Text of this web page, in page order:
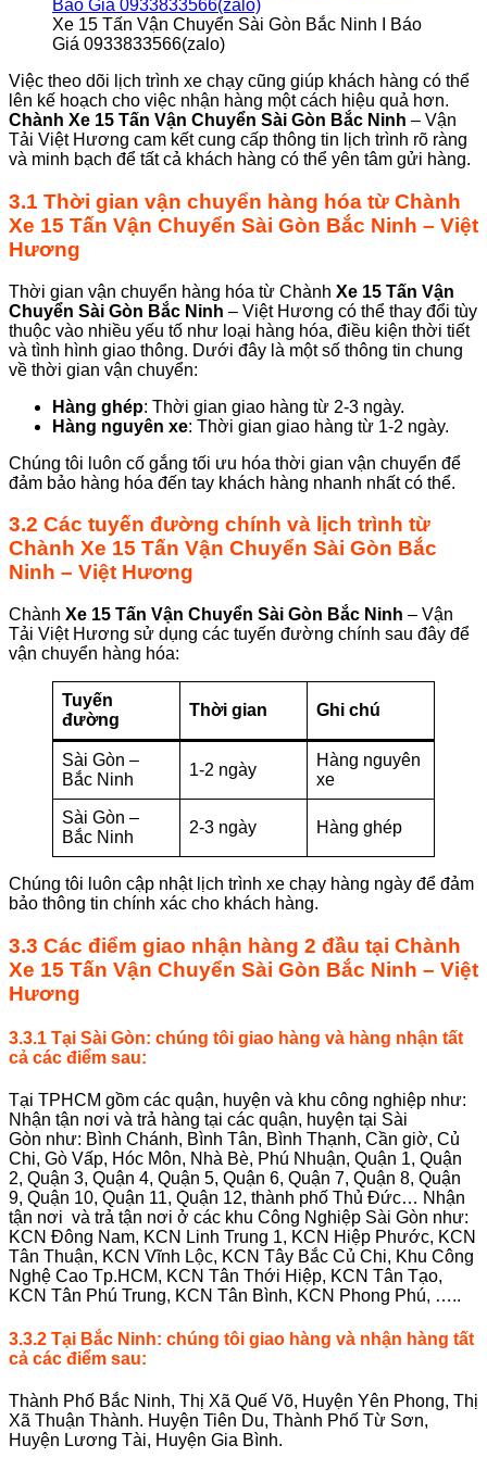
Xe 15 Tấn Vận Chuyển Sài Gòn Bắc Ninh I Báo
Giá 0933833566(zalo)
Việc theo dõi lịch trình xe chạy cũng giúp khách hàng có thể
lên kế hoạch cho việc nhận hàng một cách hiệu quả hơn.
Chành Xe 15 Tấn Vận Chuyển Sài Gòn Bắc Ninh – Vận
Tải Việt Hương cam kết cung cấp thông tin lịch trình rõ ràng
và minh bạch để tất cả khách hàng có thể yên tâm gửi hàng.
3.1 Thời gian vận chuyển hàng hóa từ Chành
Xe 15 Tấn Vận Chuyển Sài Gòn Bắc Ninh – Việt
Hương
Thời gian vận chuyển hàng hóa từ Chành Xe 15 Tấn Vận
Chuyển Sài Gòn Bắc Ninh – Việt Hương có thể thay đổi tùy
thuộc vào nhiều yếu tố như loại hàng hóa, điều kiện thời tiết
và tình hình giao thông. Dưới đây là một số thông tin chung
về thời gian vận chuyển:
Hàng ghép: Thời gian giao hàng từ 2-3 ngày.
Hàng nguyên xe: Thời gian giao hàng từ 1-2 ngày.
Chúng tôi luôn cố gắng tối ưu hóa thời gian vận chuyển để
đảm bảo hàng hóa đến tay khách hàng nhanh nhất có thể.
3.2 Các tuyến đường chính và lịch trình từ
Chành Xe 15 Tấn Vận Chuyển Sài Gòn Bắc
Ninh – Việt Hương
Chành Xe 15 Tấn Vận Chuyển Sài Gòn Bắc Ninh – Vận
Tải Việt Hương sử dụng các tuyến đường chính sau đây để
vận chuyển hàng hóa:
Tuyến
đường
Thời gian Ghi chú
Sài Gòn –
Bắc Ninh
1-2 ngày
Hàng nguyên
xe
Sài Gòn –
Bắc Ninh
2-3 ngày Hàng ghép
Chúng tôi luôn cập nhật lịch trình xe chạy hàng ngày để đảm
bảo thông tin chính xác cho khách hàng.
3.3 Các điểm giao nhận hàng 2 đầu tại Chành
Xe 15 Tấn Vận Chuyển Sài Gòn Bắc Ninh – Việt
Hương
3.3.1 Tại Sài Gòn: chúng tôi giao hàng và hàng nhận tất
cả các điểm sau:
Tại TPHCM gồm các quận, huyện và khu công nghiệp như:
Nhận tận nơi và trả hàng tại các quận, huyện tại Sài
Gòn như: Bình Chánh, Bình Tân, Bình Thạnh, Cần giờ, Củ
Chi, Gò Vấp, Hóc Môn, Nhà Bè, Phú Nhuận, Quận 1, Quận
2, Quận 3, Quận 4, Quận 5, Quận 6, Quận 7, Quận 8, Quận
9, Quận 10, Quận 11, Quận 12, thành phố Thủ Đức… Nhận
tận nơi và trả tận nơi ở các khu Công Nghiệp Sài Gòn như:
KCN Đông Nam, KCN Linh Trung 1, KCN Hiệp Phước, KCN
Tân Thuận, KCN Vĩnh Lộc, KCN Tây Bắc Củ Chi, Khu Công
Nghệ Cao Tp.HCM, KCN Tân Thới Hiệp, KCN Tân Tạo,
KCN Tân Phú Trung, KCN Tân Bình, KCN Phong Phú, …..
3.3.2 Tại Bắc Ninh: chúng tôi giao hàng và nhận hàng tất
cả các điểm sau:
Thành Phố Bắc Ninh, Thị Xã Quế Võ, Huyện Yên Phong, Thị
Xã Thuận Thành. Huyện Tiên Du, Thành Phố Từ Sơn,
Huyện Lương Tài, Huyện Gia Bình.